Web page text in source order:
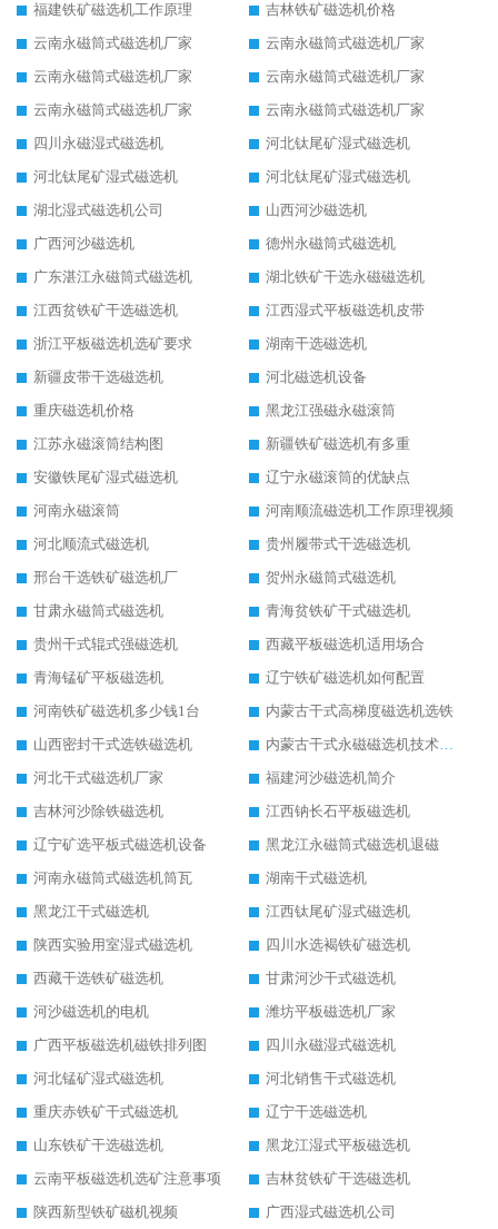
福建铁矿磁选机工作原理
吉林铁矿磁选机价格
云南永磁筒式磁选机厂家
云南永磁筒式磁选机厂家
云南永磁筒式磁选机厂家
云南永磁筒式磁选机厂家
云南永磁筒式磁选机厂家
云南永磁筒式磁选机厂家
四川永磁湿式磁选机
河北钛尾矿湿式磁选机
河北钛尾矿湿式磁选机
河北钛尾矿湿式磁选机
湖北湿式磁选机公司
山西河沙磁选机
广西河沙磁选机
德州永磁筒式磁选机
广东湛江永磁筒式磁选机
湖北铁矿干选永磁磁选机
江西贫铁矿干选磁选机
江西湿式平板磁选机皮带
浙江平板磁选机选矿要求
湖南干选磁选机
新疆皮带干选磁选机
河北磁选机设备
重庆磁选机价格
黑龙江强磁永磁滚筒
江苏永磁滚筒结构图
新疆铁矿磁选机有多重
安徽铁尾矿湿式磁选机
辽宁永磁滚筒的优缺点
河南永磁滚筒
河南顺流磁选机工作原理视频
河北顺流式磁选机
贵州履带式干选磁选机
邢台干选铁矿磁选机厂
贺州永磁筒式磁选机
甘肃永磁筒式磁选机
青海贫铁矿干式磁选机
贵州干式辊式强磁选机
西藏平板磁选机适用场合
青海锰矿平板磁选机
辽宁铁矿磁选机如何配置
河南铁矿磁选机多少钱1台
内蒙古干式高梯度磁选机选铁
山西密封干式选铁磁选机
内蒙古干式永磁磁选机技术要求
河北干式磁选机厂家
福建河沙磁选机简介
吉林河沙除铁磁选机
江西钠长石平板磁选机
辽宁矿选平板式磁选机设备
黑龙江永磁筒式磁选机退磁
河南永磁筒式磁选机筒瓦
湖南干式磁选机
黑龙江干式磁选机
江西钛尾矿湿式磁选机
陕西实验用室湿式磁选机
四川水选褐铁矿磁选机
西藏干选铁矿磁选机
甘肃河沙干式磁选机
河沙磁选机的电机
潍坊平板磁选机厂家
广西平板磁选机磁铁排列图
四川永磁湿式磁选机
河北锰矿湿式磁选机
河北销售干式磁选机
重庆赤铁矿干式磁选机
辽宁干选磁选机
山东铁矿干选磁选机
黑龙江湿式平板磁选机
云南平板磁选机选矿注意事项
吉林贫铁矿干选磁选机
陕西新型铁矿磁机视频
广西湿式磁选机公司